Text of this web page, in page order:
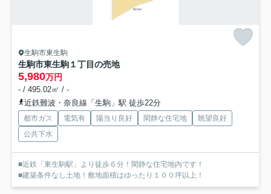
生駒市東生駒
生駒市東生駒１丁目の売地
5,980万円
- / 495.02㎡ / -
近鉄難波・奈良線「生駒」駅 徒歩22分
都市ガス 電気有 陽当り良好 閑静な住宅地
眺望良好
公共下水
■近鉄「東生駒駅」より徒歩６分！閑静な住宅地内です！
■建築条件なし土地！敷地面積はゆったり１００坪以上！